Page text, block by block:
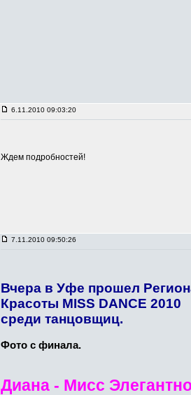
6.11.2010 09:03:20
Ждем подробностей!
7.11.2010 09:50:26
Вчера в Уфе прошел
Красоты MISS DANCE 2010
среди танцовщиц.
Фото с финала.
Диана - Мисс